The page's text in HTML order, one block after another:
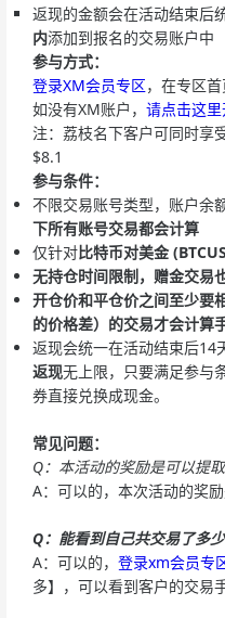
返现的金额会在活动结束后
内添加到报名的交易账户中
参与方式：
登录XM会员专区，在专区
如没有XM账户， 请点击这
注：荔枝名下客户可同时享
$8.1
参与条件：
不限交易账号类型，账户余
下所有账号交易都会计算
仅针对比特币对美金
无持仓时间限制，赠金交易
开仓价和平仓价之间至少要
的价格差）的交易才会计算
返现会统一在活动结束后
返现无上限，只要满足参与
券直接兑换成现金。
常见问题：
Q：本活动的奖励是可以提
A：可以的，本次活动的奖
Q：能看到自己共交易了多少
A：可以的， 登录xm会员专
多】，可以看到客户的交易